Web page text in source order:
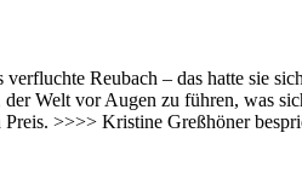
Reubach – das hatte sie
Welt vor Augen zu führen, was
>>>> Kristine Greßhöner